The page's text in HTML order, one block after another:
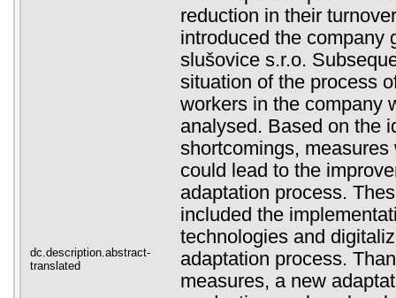
dc.description.abstract-
translated
reduction in their
introduced the company
slušovice s.r.o.
situation of the process
workers in the company
analysed. Based on the
shortcomings,
could lead to the
adaptation process.
included the
technologies and
adaptation process.
measures, a new